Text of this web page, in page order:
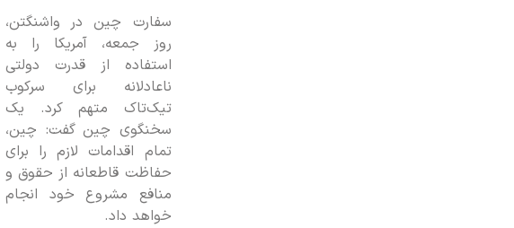
سفارت چین در واشنگتن،
روز جمعه، آمریکا را به
استفاده از قدرت دولتی
ناعادلانه برای سرکوب
تیک‌تاک متهم کرد. یک
سخنگوی چین گفت: چین،
تمام اقدامات لازم را برای
حفاظت قاطعانه از حقوق و
منافع مشروع خود انجام
خواهد داد.